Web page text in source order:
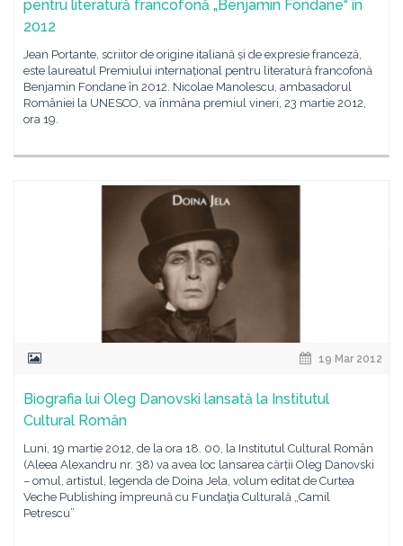
pentru literatură francofonă „Benjamin Fondane“ în
2012
Jean Portante, scriitor de origine italiană și de expresie franceză,
este laureatul Premiului internațional pentru literatură francofonă
Benjamin Fondane în 2012. Nicolae Manolescu, ambasadorul
României la UNESCO, va înmâna premiul vineri, 23 martie 2012,
ora 19.
19 Mar 2012
Biografia lui Oleg Danovski lansată la Institutul
Cultural Român
Luni, 19 martie 2012, de la ora 18. 00, la Institutul Cultural Român
(Aleea Alexandru nr. 38) va avea loc lansarea cărții Oleg Danovski
– omul, artistul, legenda de Doina Jela, volum editat de Curtea
Veche Publishing împreună cu Fundaţia Culturală „Camil
Petrescu”